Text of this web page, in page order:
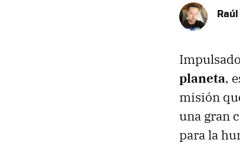
planeta,
misión
una gran
para la